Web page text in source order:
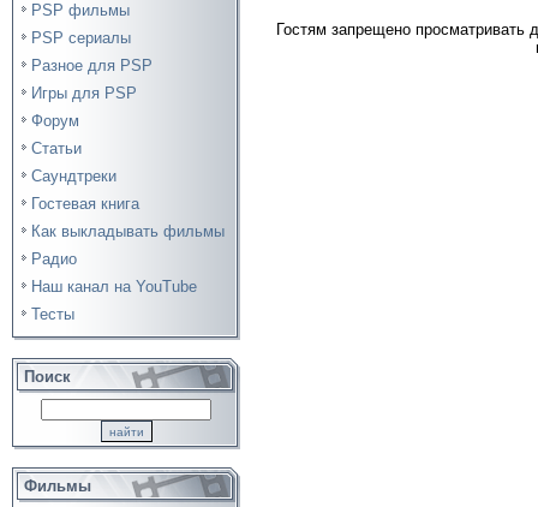
PSP фильмы
PSP сериалы
Разное для PSP
Игры для PSP
Форум
Статьи
Саундтреки
Гостевая книга
Как выкладывать фильмы
Радио
Наш канал на YouTube
Тесты
Поиск
Фильмы
Гостям запрещено просматривать